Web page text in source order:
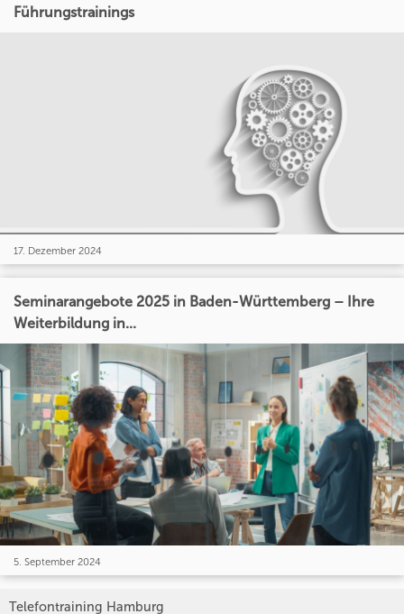
Führungstrainings
17. Dezember 2024
Seminarangebote 2025 in Baden-Württemberg – Ihre
Weiterbildung in...
5. September 2024
Telefontraining Hamburg